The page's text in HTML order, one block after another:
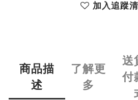
加入追蹤
商品描
述
了解更
多
送
付